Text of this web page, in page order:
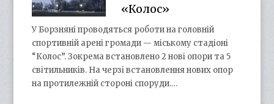
«Колос»
У Борзняні проводяться роботи на головній
спортивній арені громади — міському стадіоні
“Колос”. Зокрема встановлено 2 нові опори та 5
світильників. На черзі встановлення нових опор
на протилежній стороні споруди.…